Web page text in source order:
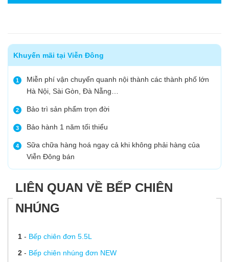
Khuyến mãi tại Viễn Đông
1
Miễn phí vận chuyển quanh nội thành các thành phố lớn
Hà Nội, Sài Gòn, Đà Nẵng…
2 Bảo trì sản phẩm trọn đời
3 Bảo hành 1 năm tối thiểu
4
Sữa chữa hàng hoá ngay cả khi không phải hàng của
Viễn Đông bán
LIÊN QUAN VỀ BẾP CHIÊN
NHÚNG
1- Bếp chiên đơn 5.5L
2- Bếp chiên nhúng đơn NEW